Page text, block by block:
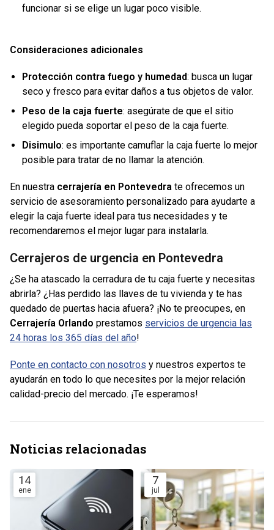
funcionar si se elige un lugar poco visible.
Consideraciones adicionales
Protección contra fuego y humedad: busca un lugar
seco y fresco para evitar daños a tus objetos de valor.
Peso de la caja fuerte: asegúrate de que el sitio
elegido pueda soportar el peso de la caja fuerte.
Disimulo: es importante camuflar la caja fuerte lo mejor
posible para tratar de no llamar la atención.
En nuestra cerrajería en Pontevedra te ofrecemos un
servicio de asesoramiento personalizado para ayudarte a
elegir la caja fuerte ideal para tus necesidades y te
recomendaremos el mejor lugar para instalarla.
Cerrajeros de urgencia en Pontevedra
¿Se ha atascado la cerradura de tu caja fuerte y necesitas
abrirla? ¿Has perdido las llaves de tu vivienda y te has
quedado de puertas hacia afuera? ¡No te preocupes, en
Cerrajería Orlando prestamos servicios de urgencia las
24 horas los 365 días del año!
Ponte en contacto con nosotros y nuestros expertos te
ayudarán en todo lo que necesites por la mejor relación
calidad-precio del mercado. ¡Te esperamos!
Noticias relacionadas
14
ene
7
jul